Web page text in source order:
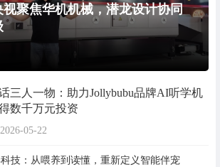
聚焦华机机械，潜龙设计协同
三人一物：助力Jollybubu品牌AI听学机
数千万元投资
2026-05-22
技：从喂养到读懂，重新定义智能伴宠